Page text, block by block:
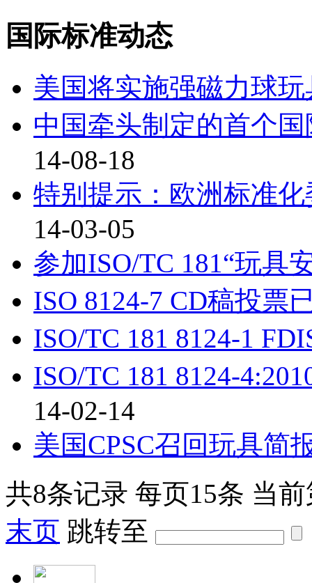
国际标准动态
美国将实施强磁力球
中国牵头制定的首个
14-08-18
特别提示：欧洲标准
14-03-05
参加ISO/TC 181“玩具
ISO 8124-7 CD稿投票
ISO/TC 181 8124-1
ISO/TC 181 8124-
14-02-14
美国CPSC召回玩具
共8条记录 每页15条 当
末页 跳转至